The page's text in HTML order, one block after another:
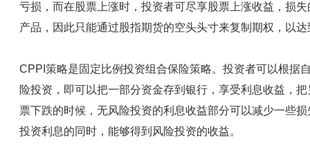
亏损，而在股票上涨时，投资者可尽享股票上涨收益，损
产品，因此只能通过股指期货的空头头寸来复制期权，以
CPPI策略是固定比例投资组合保险策略。投资者可以根据
险投资，即可以把一部分资金存到银行，享受利息收益，
票下跌的时候，无风险投资的利息收益部分可以减少一些
投资利息的同时，能够得到风险投资的收益。